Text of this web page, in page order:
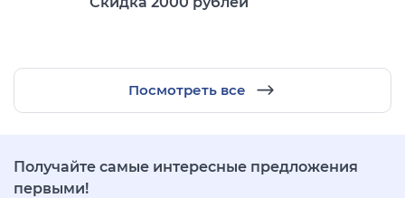
Посмотреть все
Получайте самые интересные предложения
первыми!